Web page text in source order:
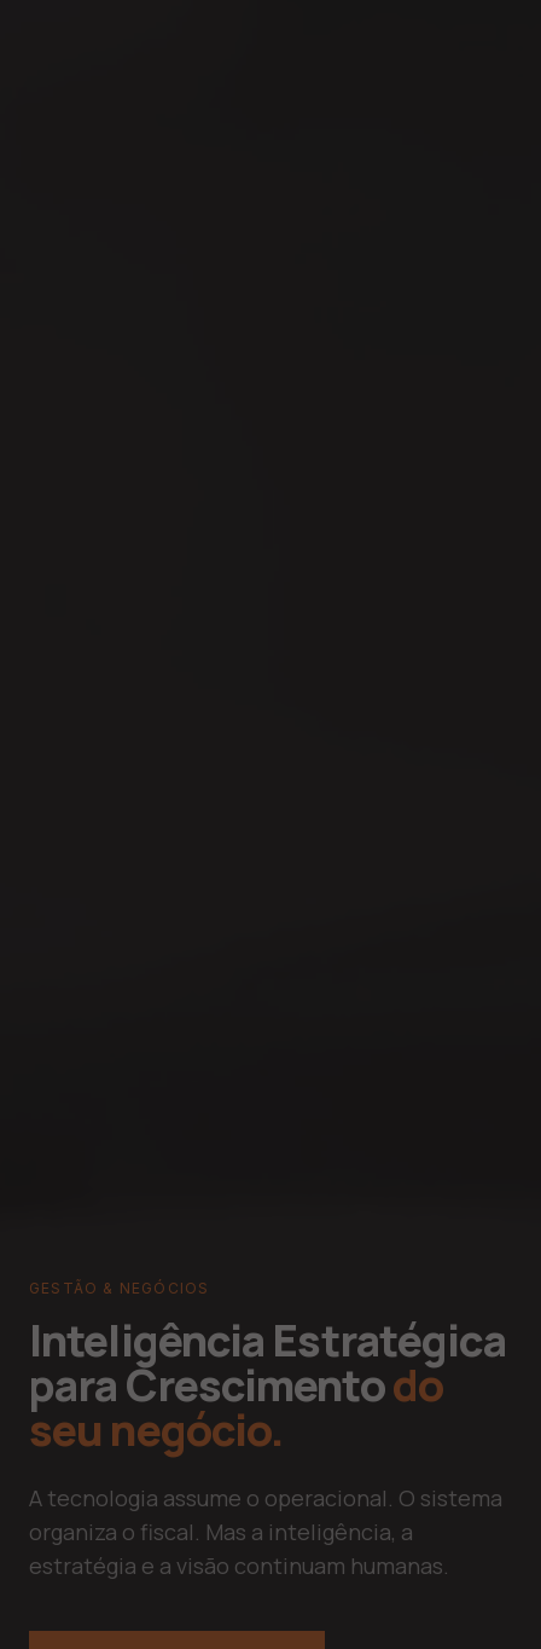
GESTÃO & NEGÓCIOS
Inteligência Estratégica
para Crescimentodo
seu negócio.
A tecnologia assume o operacional. O sistema
organiza o fiscal. Mas a inteligência, a
estratégia e a visão continuam humanas.